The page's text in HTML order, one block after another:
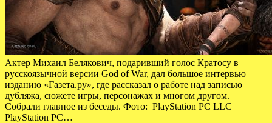
Актер Михаил Белякович, подаривший голос Кратосу в
русскоязычной версии God of War, дал большое интервью
изданию «Газета.ру», где рассказал о работе над записью
дубляжа, сюжете игры, персонажах и многом другом.
Собрали главное из беседы. Фото: PlayStation PC LLC
PlayStation PC…